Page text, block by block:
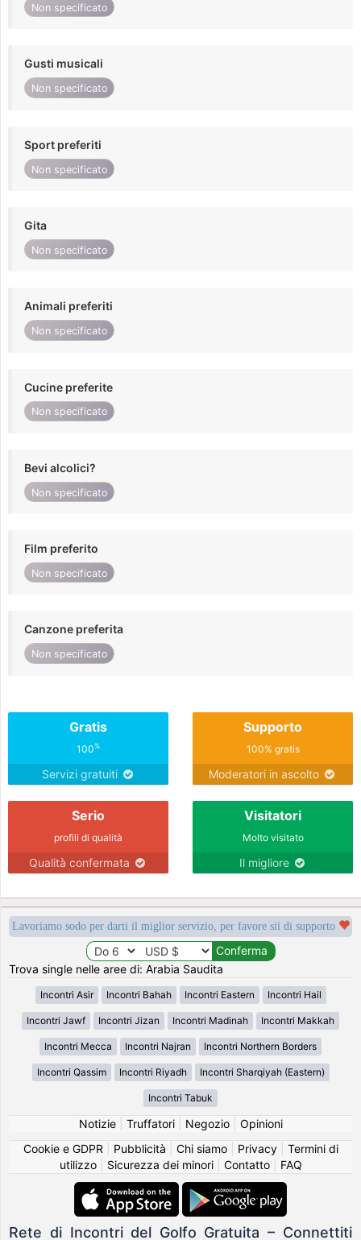
Non specificato
Gusti musicali
Non specificato
Sport preferiti
Non specificato
Gita
Non specificato
Animali preferiti
Non specificato
Cucine preferite
Non specificato
Bevi alcolici?
Non specificato
Film preferito
Non specificato
Canzone preferita
Non specificato
Gratis
100%
Servizi gratuiti
Supporto
100% gratis
Moderatori in ascolto
Serio
profili di qualità
Qualità confermata
Visitatori
Molto visitato
Il migliore
Lavoriamo sodo per darti il miglior servizio, per favore sii di supporto
Trova single nelle aree di: Arabia Saudita
Incontri Asir Incontri Bahah Incontri Eastern Incontri Hail
Incontri Jawf Incontri Jizan Incontri Madinah Incontri Makkah
Incontri Mecca Incontri Najran Incontri Northern Borders
Incontri Qassim Incontri Riyadh Incontri Sharqiyah (Eastern)
Incontri Tabuk
Notizie| Truffatori| Negozio| Opinioni
Cookie e GDPR
Pubblicità Chi siamo| Privacy| Termini di
utilizzo| Sicurezza dei minori| Contatto| FAQ
Rete di Incontri del Golfo Gratuita – Connettiti